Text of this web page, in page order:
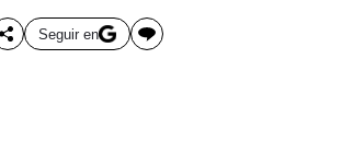
Seguir en